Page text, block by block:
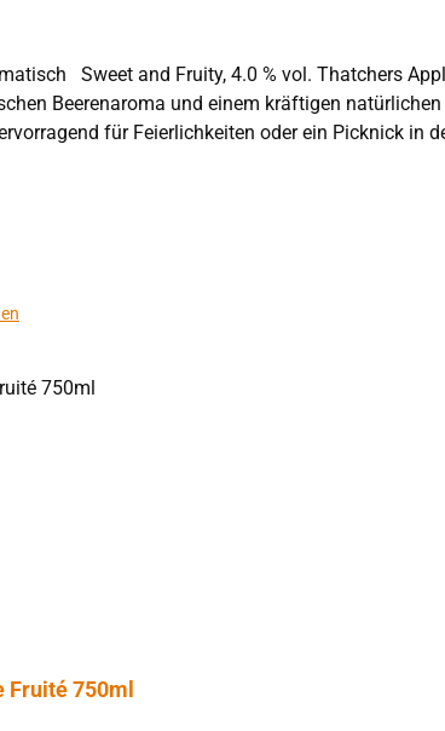
Cider, hergestellt aus den
Beerenaroma und einem kräftigen natürlichen
für Feierlichkeiten oder ein Picknick in der Sonne und ist
Fruité 750ml